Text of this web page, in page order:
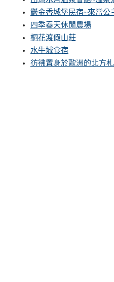
鬱金香城堡民宿~來當公
四季春天休閒農場
桐花渡假山莊
水牛城食宿
彷彿置身於歐洲的北方